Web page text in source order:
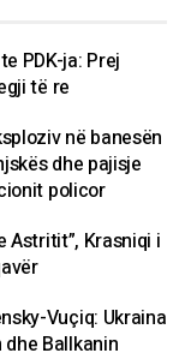
PDK-ja: Prej
të re
në banesën
dhe pajisje
policor
Astritit”, Krasniqi i
Vuçiq: Ukraina
Ballkanin